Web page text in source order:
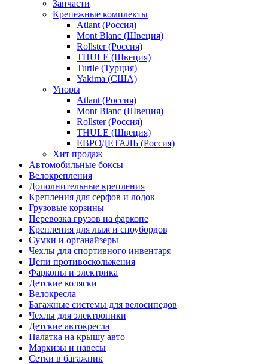
Запчасти
Крепежные комплекты
Atlant (Россия)
Mont Blanc (Швеция)
Rollster (Россия)
THULE (Швеция)
Turtle (Турция)
Yakima (США)
Упоры
Atlant (Россия)
Mont Blanc (Швеция)
Rollster (Россия)
THULE (Швеция)
ЕВРОДЕТАЛЬ (Россия)
Хит продаж
Автомобильные боксы
Велокрепления
Дополнительные крепления
Крепления для серфов и лодок
Грузовые корзины
Перевозка грузов на фаркопе
Крепления для лыж и сноубордов
Сумки и органайзеры
Чехлы для спортивного инвентаря
Цепи противоскольжения
Фаркопы и электрика
Детские коляски
Велокресла
Багажные системы для велосипедов
Чехлы для электроники
Детские автокресла
Палатка на крышу авто
Маркизы и навесы
Сетки в багажник